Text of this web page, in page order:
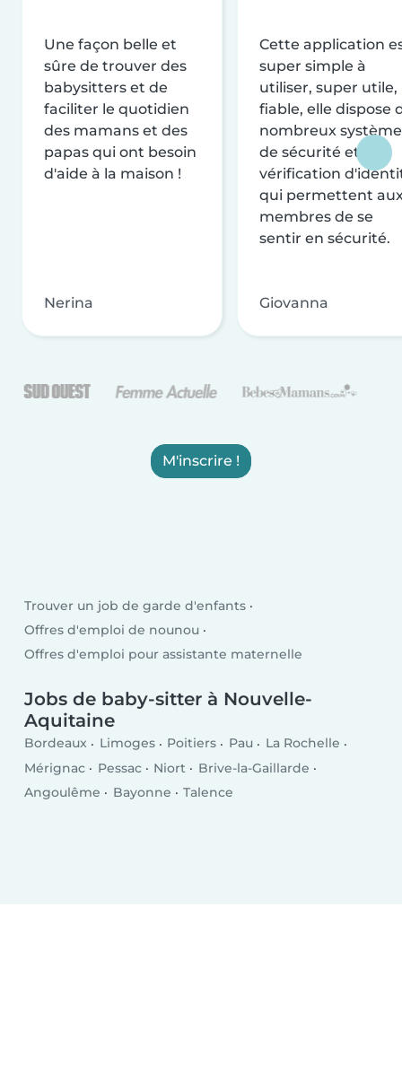
Une façon belle et
sûre de trouver des
babysitters et de
faciliter le quotidien
des mamans et des
papas qui ont besoin
d'aide à la maison !
Nerina
Cette application
super simple à
utiliser, super utile,
fiable, elle dispose
nombreux
de sécurité et de
vérification
qui permettent
membres de se
sentir en sécurité.
Giovanna
M'inscrire !
Trouver un job de garde d'enfants
Offres d'emploi de nounou
Offres d'emploi pour assistante maternelle
Jobs de baby-sitter à Nouvelle-
Aquitaine
Bordeaux Limoges Poitiers Pau
La Rochelle
Mérignac
Pessac Niort
Brive-la-Gaillarde
Angoulême
Bayonne Talence